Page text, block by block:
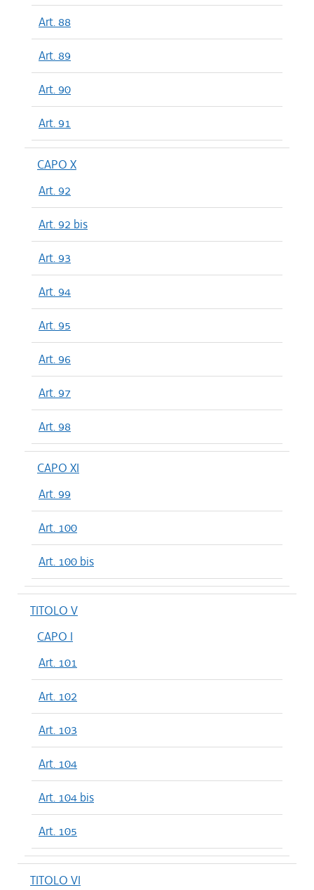
Art. 88
Art. 89
Art. 90
Art. 91
CAPO X
Art. 92
Art. 92 bis
Art. 93
Art. 94
Art. 95
Art. 96
Art. 97
Art. 98
CAPO XI
Art. 99
Art. 100
Art. 100 bis
TITOLO V
CAPO I
Art. 101
Art. 102
Art. 103
Art. 104
Art. 104 bis
Art. 105
TITOLO VI